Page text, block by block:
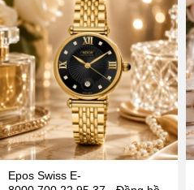
Epos Swiss E-